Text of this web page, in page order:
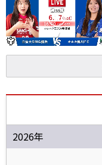
2026年